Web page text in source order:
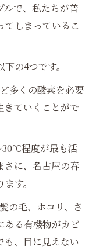
ルで、私たちが普
てしまっているこ
の4つです。
多くの酸素を必要
きていくことがで
程度が最も活
さに、名古屋の春
す。
の毛、ホコリ、さ
ある有機物がカビ
も、目に見えない